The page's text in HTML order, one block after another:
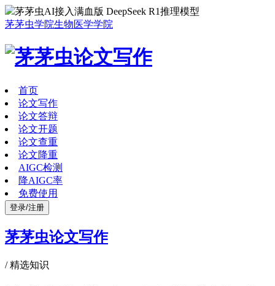
茅茅虫AI接入满血版 DeepSeek R1推理模型
茅茅虫学院生物医学学院
首页
论文写作
论文答辩
论文开题
论文查重
论文降重
AIGC检测
降AIGC率
免费使用
登录/注册
茅茅虫论文写作
/精选知识